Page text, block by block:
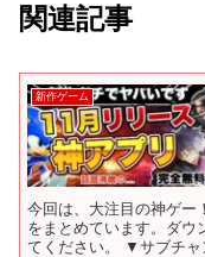
関連記事
新作ゲーム
今回は、大注目の神ゲー
をまとめています。ダウ
てください。 ▼サブチャ